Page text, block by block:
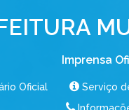
Imprensa
Oficial Serviço